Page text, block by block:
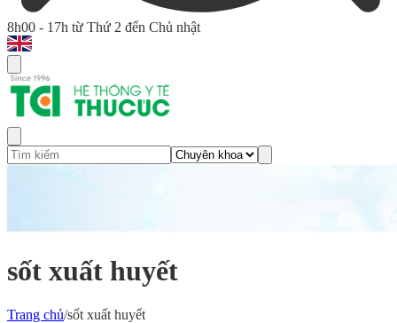
8h00 - 17h từ Thứ 2 đến Chủ nhật
sốt xuất huyết
Trang chủ/sốt xuất huyết